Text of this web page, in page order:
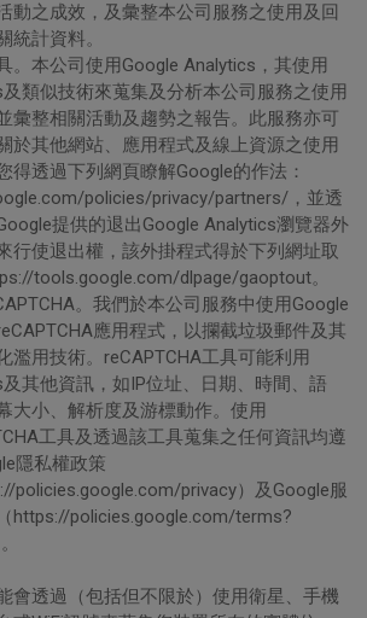
動之成效，及彙整本公司服務之使用及回
統計資料。
。本公司使用Google Analytics，其使用
類似技術來蒐集及分析本公司服務之使用
彙整相關活動及趨勢之報告。此服務亦可
於其他網站、應用程式及線上資源之使用
得透過下列網頁瞭解Google的作法：
policies/privacy/partners/，並透
提供的退出Google Analytics瀏覽器外
行使退出權，該外掛程式得於下列網址取
tools.google.com/dlpage/gaoptout。
。我們於本公司服務中使用Google
應用程式，以攔截垃圾郵件及其
濫用技術。reCAPTCHA工具可能利用
其他資訊，如IP位址、日期、時間、語
大小、解析度及游標動作。使用
工具及透過該工具蒐集之任何資訊均遵
隱私權政策
policies.google.com/privacy）及Google服
https://policies.google.com/terms?
會透過（包括但不限於）使用衛星、手機